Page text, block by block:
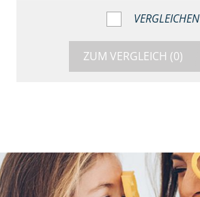
VERGLEICHEN
ZUM VERGLEICH (0)